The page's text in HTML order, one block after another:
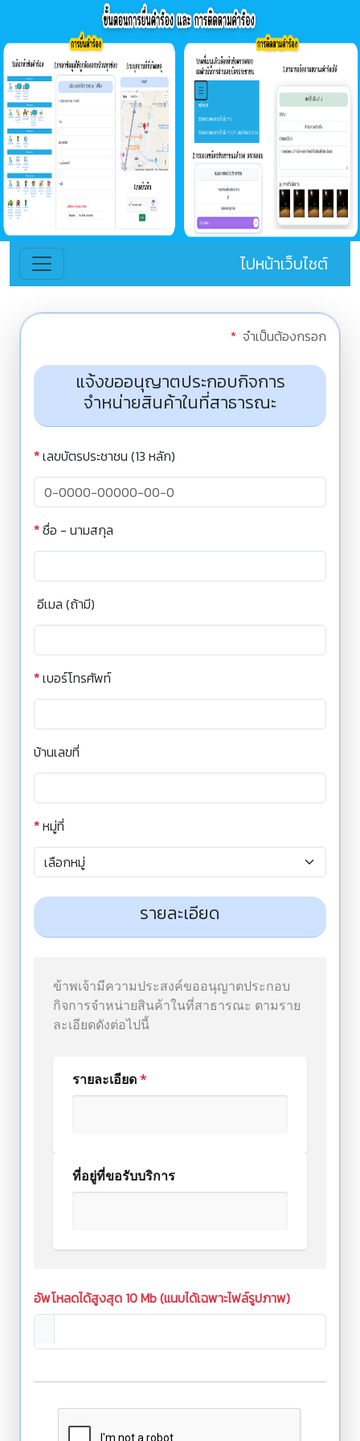
ไปหน้าเว็บไซต์
* จำเป็นต้องกรอก
แจ้งขออนุญาตประกอบกิจการ
จำหน่ายสินค้าในที่สาธารณะ
*เลขบัตรประชาชน (13 หลัก)
*ชื่อ - นามสกุล
อีเมล (ถ้ามี)
*เบอร์โทรศัพท์
บ้านเลขที่
*หมู่ที่
รายละเอียด
ข้าพเจ้ามีความประสงค์ขออนุญาตประกอบ
กิจการจำหน่ายสินค้าในที่สาธารณะ ตามราย
ละเอียดดังต่อไปนี้
รายละเอียด*
ที่อยู่ที่ขอรับบริการ
อัพโหลดได้สูงสุด 10 Mb (แนบได้เฉพาะไฟล์รูปภาพ)